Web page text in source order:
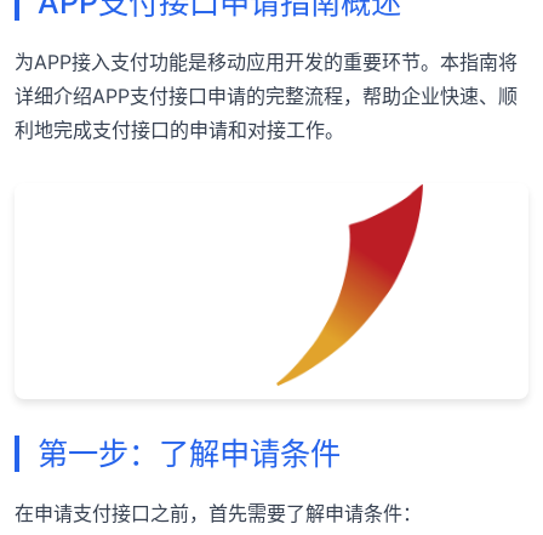
为APP接入支付功能是移动应用开发的重要环节。本指南将
详细介绍APP支付接口申请的完整流程，帮助企业快速、顺
利地完成支付接口的申请和对接工作。
第一步：了解申请条件
在申请支付接口之前，首先需要了解申请条件：